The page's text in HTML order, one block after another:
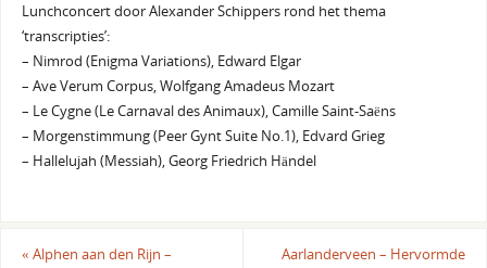
Lunchconcert door Alexander Schippers rond het thema
‘transcripties’:
– Nimrod (Enigma Variations), Edward Elgar
– Ave Verum Corpus, Wolfgang Amadeus Mozart
– Le Cygne (Le Carnaval des Animaux), Camille Saint-Saëns
– Morgenstimmung (Peer Gynt Suite No.1), Edvard Grieg
– Hallelujah (Messiah), Georg Friedrich Händel
« Alphen aan den Rijn –
Aarlanderveen – Hervormde